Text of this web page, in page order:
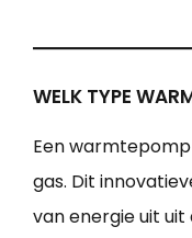
WELK TYPE
Een
gas. Dit
van energie uit